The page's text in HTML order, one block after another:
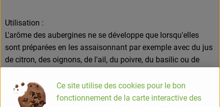
Utilisation :
L'arôme des aubergines ne se développe que lorsqu'elles
sont préparées en les assaisonnant par exemple avec du jus
de citron, des oignons, de l'ail, du poivre, du basilic ou de
fruits, généralement coupés en tranches.
Frite : telle quelle ou en beignets
Ce site utilise des cookies pour le bon
fonctionnement de la carte interactive des